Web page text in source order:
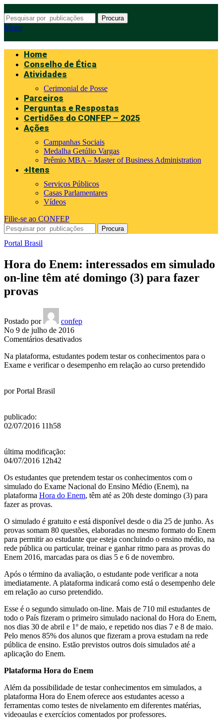
Procura
Menu
Home
Conselho de Ética
Atividades
Cerimonial de Posse
Parceiros
Perguntas e Respostas
Certidões do CONFEP – 2025
Ações
Campanhas Sociais
Medalha Getúlio Vargas
Prêmio MBA – Master of Business Administration
+Itens
Serviços Públicos
Casas Parlamentares
Vídeos
Filie-se ao CONFEP
Procura
Portal Brasil
Hora do Enem: interessados em simulado
on-line têm até domingo (3) para fazer
provas
Postado por
confep
No 9 de julho de 2016
Comentários desativadosem
do
Enem:
provas
Na plataforma, estudantes podem testar os conhecimentos para o
Exame e verificar o desempenho em relação ao curso pretendido
porPortal Brasil
publicado:
02/07/2016 11h58
última modificação:
04/07/2016 12h42
Os estudantes que pretendem testar os conhecimentos com o
simulado do Exame Nacional do Ensino Médio (Enem), na
plataforma Hora do Enem, têm até as 20h deste domingo (3) para
fazer as provas.
O simulado é gratuito e está disponível desde o dia 25 de junho. As
provas somam 80 questões, elaboradas no mesmo formato do Enem
para permitir ao estudante que esteja concluindo o ensino médio, na
rede pública ou particular, treinar e ganhar ritmo para as provas do
Enem 2016, marcadas para os dias 5 e 6 de novembro.
Após o término da avaliação, o estudante pode verificar a nota
imediatamente. A plataforma indicará como está o desempenho dele
em relação ao curso pretendido.
Esse é o segundo simulado on-line. Mais de 710 mil estudantes de
todo o País fizeram o primeiro simulado nacional do Hora do Enem,
nos dias 30 de abril e 1º de maio, e repetido nos dias 7 e 8 de maio.
Pelo menos 85% dos alunos que fizeram a prova estudam na rede
pública de ensino. Estão previstos outros dois simulados até a
aplicação do Enem.
Plataforma Hora do Enem
Além da possibilidade de testar conhecimentos em simulados, a
plataforma Hora do Enem oferece aos estudantes acesso a
ferramentas como testes de nivelamento em diferentes matérias,
videoaulas e exercícios comentados por professores.